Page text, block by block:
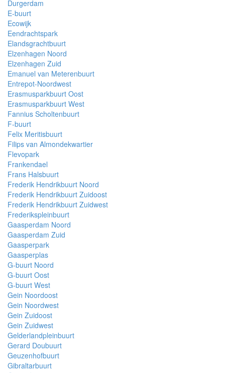
Durgerdam
E-buurt
Ecowijk
Eendrachtspark
Elandsgrachtbuurt
Elzenhagen Noord
Elzenhagen Zuid
Emanuel van Meterenbuurt
Entrepot-Noordwest
Erasmusparkbuurt Oost
Erasmusparkbuurt West
Fannius Scholtenbuurt
F-buurt
Felix Meritisbuurt
Filips van Almondekwartier
Flevopark
Frankendael
Frans Halsbuurt
Frederik Hendrikbuurt Noord
Frederik Hendrikbuurt Zuidoost
Frederik Hendrikbuurt Zuidwest
Frederikspleinbuurt
Gaasperdam Noord
Gaasperdam Zuid
Gaasperpark
Gaasperplas
G-buurt Noord
G-buurt Oost
G-buurt West
Gein Noordoost
Gein Noordwest
Gein Zuidoost
Gein Zuidwest
Gelderlandpleinbuurt
Gerard Doubuurt
Geuzenhofbuurt
Gibraltarbuurt